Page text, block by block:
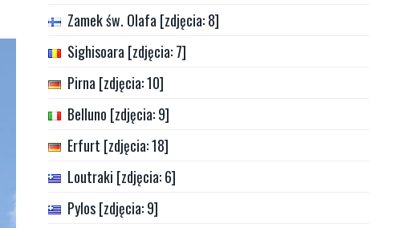
Zamek św. Olafa [zdjęcia: 8]
Sighisoara [zdjęcia: 7]
Pirna [zdjęcia: 10]
Belluno [zdjęcia: 9]
Erfurt [zdjęcia: 18]
Loutraki [zdjęcia: 6]
Pylos [zdjęcia: 9]